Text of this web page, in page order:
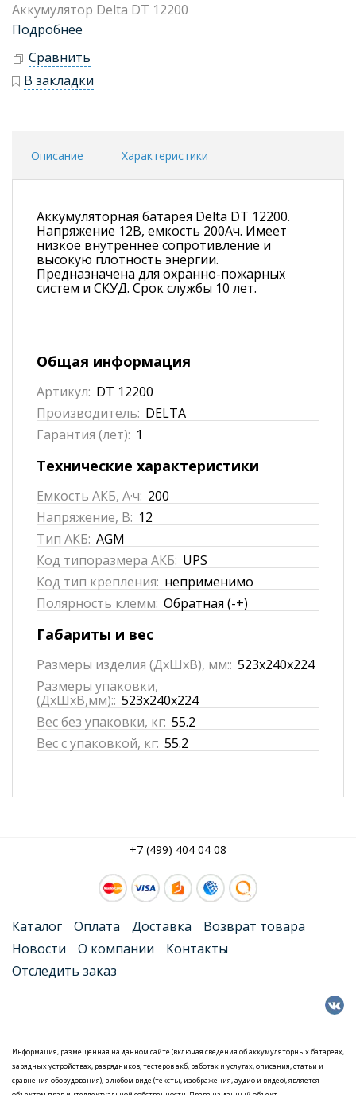
Аккумулятор Delta DT 12200
Подробнее
Сравнить
В закладки
Описание Характеристики
Аккумуляторная батарея Delta DT 12200.
Напряжение 12В, емкость 200Ач. Имеет
низкое внутреннее сопротивление и
высокую плотность энергии.
Предназначена для охранно-пожарных
систем и СКУД. Срок службы 10 лет.
Общая информация
Артикул: DT 12200
Производитель: DELTA
Гарантия (лет): 1
Технические характеристики
Емкость АКБ, А·ч: 200
Напряжение, В: 12
Тип АКБ: AGM
Код типоразмера АКБ: UPS
Код тип крепления: неприменимо
Полярность клемм: Обратная (-+)
Габариты и вес
Размеры изделия (ДхШхВ), мм:: 523x240x224
Размеры упаковки,
(ДхШхВ,мм):: 523x240x224
Вес без упаковки, кг: 55.2
Вес с упаковкой, кг: 55.2
+7 (499) 404 04 08
Каталог Оплата Доставка
Возврат товара
Новости
О компании
Контакты
Отследить заказ
Информация, размещенная на данном сайте (включая сведения об аккумуляторных батареях,
зарядных устройствах, разрядников, тестеров акб, работах и услугах, описания, статьи и
сравнения оборудования), в любом виде (тексты, изображения, аудио и видео), является